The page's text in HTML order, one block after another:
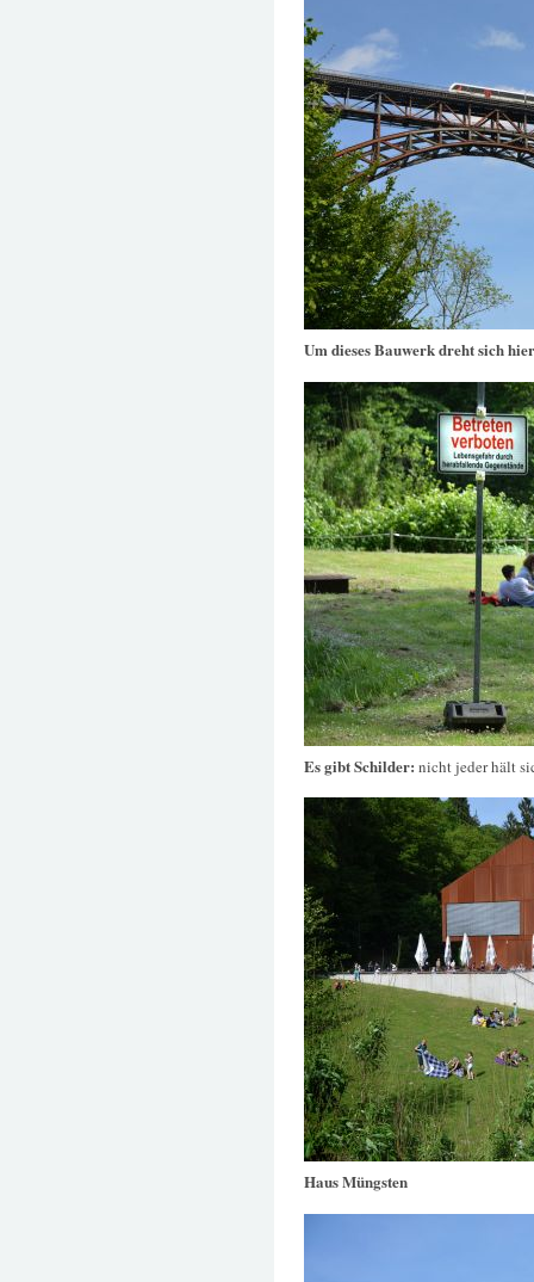
Um dieses Bauwerk dreht sich
Es gibt Schilder: nicht jeder hält
Haus Müngsten